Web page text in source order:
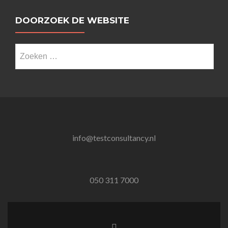
DOORZOEK DE WEBSITE
naar:
info@testconsultancy.nl
050 311 7000